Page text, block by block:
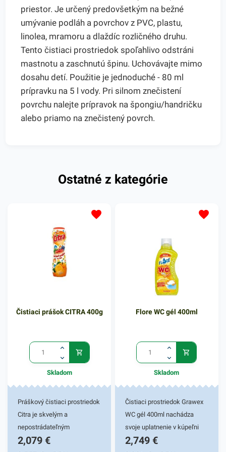
priestor. Je určený predovšetkým na bežné
umývanie podláh a povrchov z PVC, plastu,
linolea, mramoru a dlaždíc rozličného druhu.
Tento čistiaci prostriedok spoľahlivo odstráni
mastnotu a zaschnutú špinu. Uchovávajte mimo
dosahu detí. Použitie je jednoduché - 80 ml
prípravku na 5 l vody. Pri silnom znečistení
povrchu nalejte prípravok na špongiu/handričku
alebo priamo na znečistený povrch.
Ostatné z kategórie
Čistiaci prášok CITRA 400g
Skladom
Práškový čistiaci prostriedok
Citra je skvelým a
nepostrádateľným
pomocníkom vo vašej
2,079 €
Flore WC gél 400ml
Skladom
Čistiaci prostriedok Grawex
WC gél 400ml nachádza
svoje uplatnenie v kúpeľni
vašej domácnosti. Je
2,749 €